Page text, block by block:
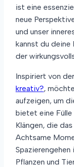
ist eine
neue
und unser
kannst du
der
Inspiriert von der
kreativ?,
aufzeigen, um
bietet eine Fülle
Klängen, die
Achtsame
Pflanzen und